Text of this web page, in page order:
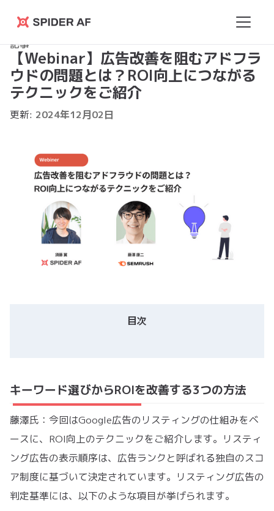
Spider
AF
記事
【Webinar】広告改善を阻むアドフラ
ウドの問題とは？ROI向上につながる
テクニックをご紹介
更新: 2024年12月02日
目次
キーワード選びからROIを改善する3つの方法
藤澤氏：今回はGoogle広告のリスティングの仕組みをベ
ースに、ROI向上のテクニックをご紹介します。リスティ
ング広告の表示順序は、広告ランクと呼ばれる独自のスコ
ア制度に基づいて決定されています。リスティング広告の
判定基準には、以下のような項目が挙げられます。